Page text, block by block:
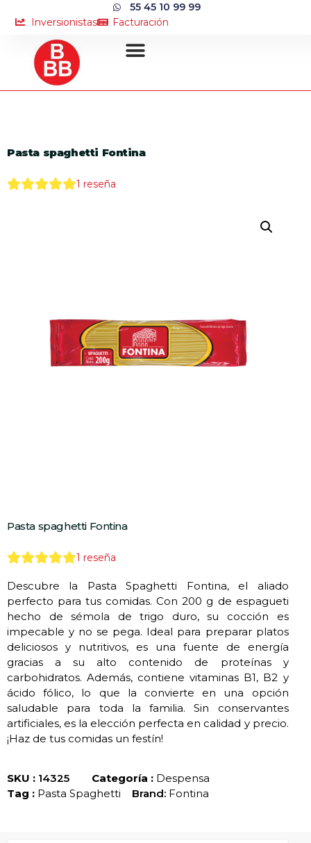
55 45 10 99 99
Inversionistas
Facturación
Pasta spaghetti Fontina
1 reseña
Pasta spaghetti Fontina
1 reseña
Descubre la Pasta Spaghetti Fontina, el aliado
perfecto para tus comidas. Con 200 g de espagueti
hecho de sémola de trigo duro, su cocción es
impecable y no se pega. Ideal para preparar platos
deliciosos y nutritivos, es una fuente de energía
gracias a su alto contenido de proteínas y
carbohidratos. Además, contiene vitaminas B1, B2 y
ácido fólico, lo que la convierte en una opción
saludable para toda la familia. Sin conservantes
artificiales, es la elección perfecta en calidad y precio.
¡Haz de tus comidas un festín!
SKU : 14325 Categoría : Despensa
Tag : Pasta Spaghetti Brand: Fontina